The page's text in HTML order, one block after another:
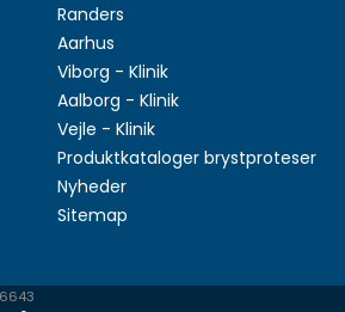
Randers
Aarhus
Viborg - Klinik
Aalborg - Klinik
Vejle - Klinik
Produktkataloger brystproteser
Nyheder
Sitemap